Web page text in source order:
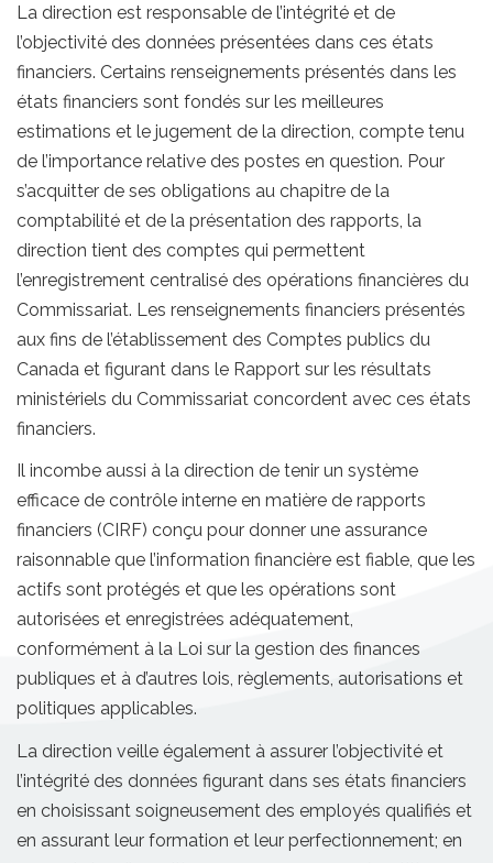
La direction est responsable de l’intégrité et de
l’objectivité des données présentées dans ces états
financiers. Certains renseignements présentés dans les
états financiers sont fondés sur les meilleures
estimations et le jugement de la direction, compte tenu
de l’importance relative des postes en question. Pour
s’acquitter de ses obligations au chapitre de la
comptabilité et de la présentation des rapports, la
direction tient des comptes qui permettent
l’enregistrement centralisé des opérations financières du
Commissariat. Les renseignements financiers présentés
aux fins de l’établissement des Comptes publics du
Canada et figurant dans le Rapport sur les résultats
ministériels du Commissariat concordent avec ces états
financiers.
Il incombe aussi à la direction de tenir un système
efficace de contrôle interne en matière de rapports
financiers (CIRF) conçu pour donner une assurance
raisonnable que l’information financière est fiable, que les
actifs sont protégés et que les opérations sont
autorisées et enregistrées adéquatement,
conformément à la Loi sur la gestion des finances
publiques et à d’autres lois, règlements, autorisations et
politiques applicables.
La direction veille également à assurer l’objectivité et
l’intégrité des données figurant dans ses états financiers
en choisissant soigneusement des employés qualifiés et
en assurant leur formation et leur perfectionnement; en